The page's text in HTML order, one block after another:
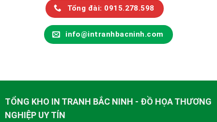
Tổng đài: 0915.278.598
info@intranhbacninh.com
TỔNG KHO IN TRANH BẮC NINH - ĐỒ HỌA THƯƠNG
NGHIỆP UY TÍN